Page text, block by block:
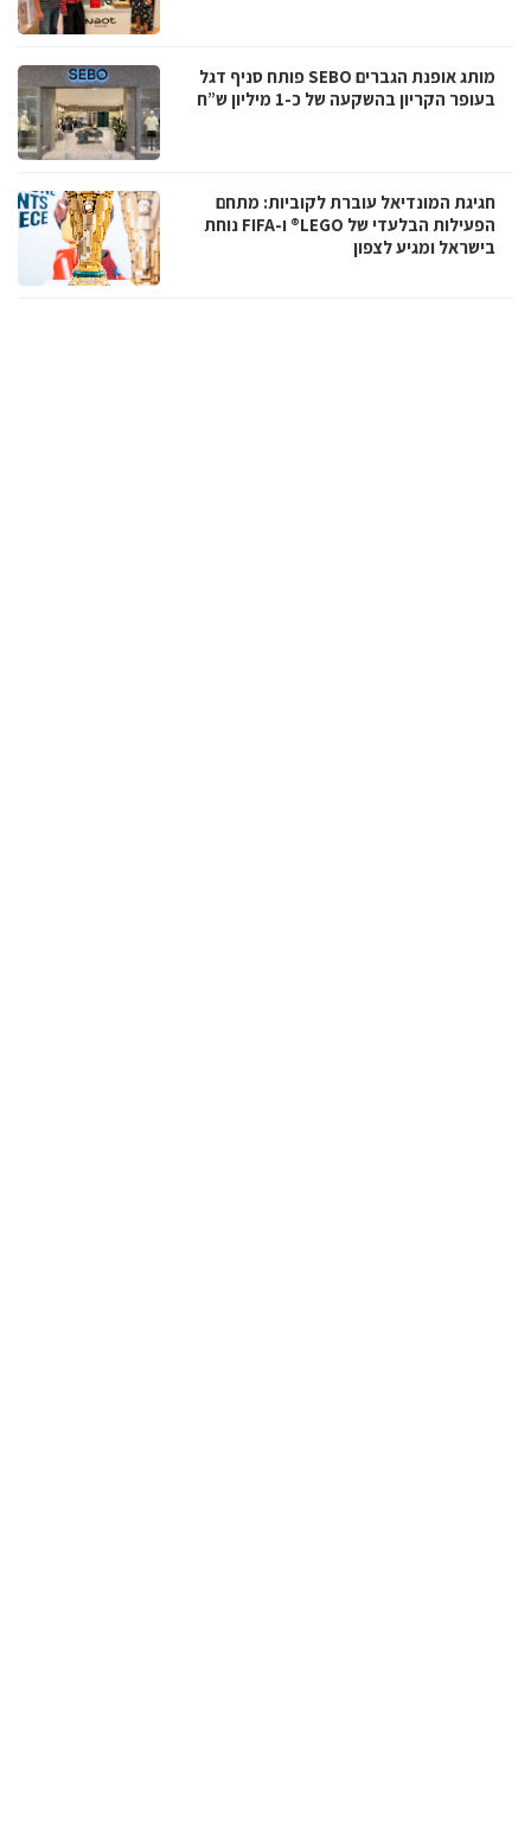
מותג אופנת הגברים SEBO פותח סניף דגל
בעופר הקריון בהשקעה של כ-1 מיליון ש”ח
חגיגת המונדיאל עוברת לקוביות: מתחם
הפעילות הבלעדי של LEGO® ו-FIFA נוחת
בישראל ומגיע לצפון